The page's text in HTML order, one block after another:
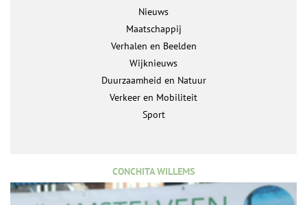
Nieuws
Maatschappij
Verhalen en Beelden
Wijknieuws
Duurzaamheid en Natuur
Verkeer en Mobiliteit
Sport
CONCHITA WILLEMS